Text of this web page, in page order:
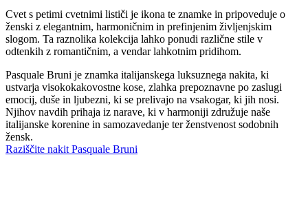
Cvet s petimi cvetnimi lističi je ikona te znamke in pripoveduje o
ženski z elegantnim, harmoničnim in prefinjenim življenjskim
slogom. Ta raznolika kolekcija lahko ponudi različne stile v
odtenkih z romantičnim, a vendar lahkotnim pridihom.
Pasquale Bruni je znamka italijanskega luksuznega nakita, ki
ustvarja visokokakovostne kose, zlahka prepoznavne po zaslugi
emocij, duše in ljubezni, ki se prelivajo na vsakogar, ki jih nosi.
Njihov navdih prihaja iz narave, ki v harmoniji združuje naše
italijanske korenine in samozavedanje ter ženstvenost sodobnih
žensk.
Raziščite nakit Pasquale Bruni